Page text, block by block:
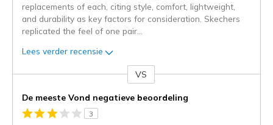
replacements of each, citing style, comfort, lightweight,
and durability as key factors for consideration. Skechers
replicated the feel of one pair
Lees verder recensie
content
wordt
momenteel
VS
De meeste Vond negatieve beoordeling
3